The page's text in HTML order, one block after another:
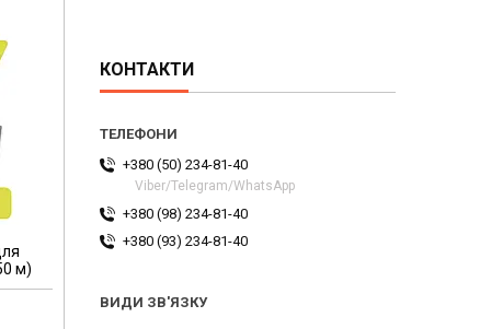
м)
КОНТАКТИ
+380 (50) 234-81-40
Viber/Telegram/WhatsApp
+380 (98) 234-81-40
+380 (93) 234-81-40